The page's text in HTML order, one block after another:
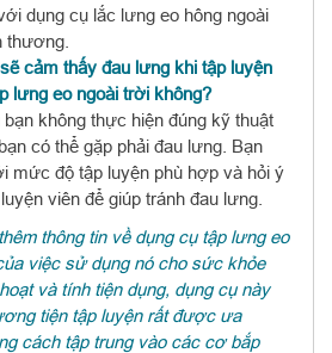
dụng cụ lắc lưng eo hông ngoài
thương.
cảm thấy đau lưng khi tập luyện
lưng eo ngoài trời không?
không thực hiện đúng kỹ thuật
có thể gặp phải đau lưng. Bạn
mức độ tập luyện phù hợp và hỏi ý
viên để giúp tránh đau lưng.
thông tin về dụng cụ tập lưng eo
việc sử dụng nó cho sức khỏe
và tính tiện dụng, dụng cụ này
tiện tập luyện rất được ưa
cách tập trung vào các cơ bắp